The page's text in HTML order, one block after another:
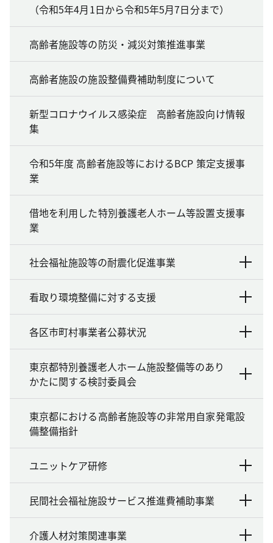
（令和5年4月1日から令和5年5月7日分まで）
高齢者施設等の防災・減災対策推進事業
高齢者施設の施設整備費補助制度について
新型コロナウイルス感染症 高齢者施設向け情報
集
令和5年度 高齢者施設等におけるBCP 策定支援事
業
借地を利用した特別養護老人ホーム等設置支援事
業
社会福祉施設等の耐震化促進事業
看取り環境整備に対する支援
各区市町村事業者公募状況
東京都特別養護老人ホーム施設整備等のあり
かたに関する検討委員会
東京都における高齢者施設等の非常用自家発電設
備整備指針
ユニットケア研修
民間社会福祉施設サービス推進費補助事業
介護人材対策関連事業